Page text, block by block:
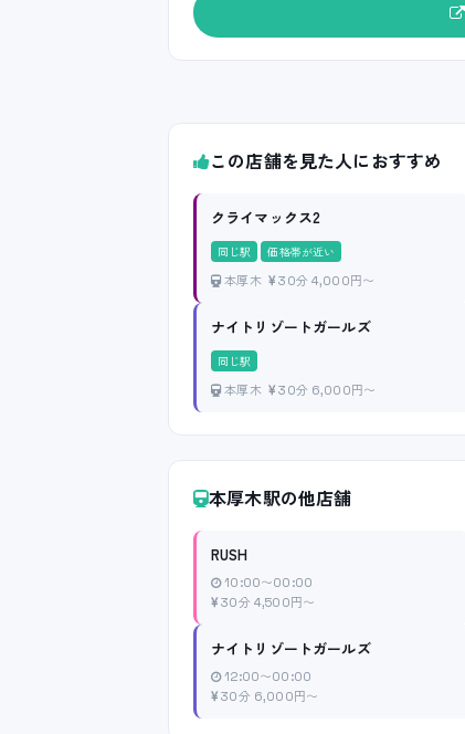
この店舗を見た人におすすめ
クライマックス2
同じ駅 価格帯が近い
本厚木 30分 4,000円〜
ナイトリゾートガールズ
同じ駅
本厚木 30分 6,000円〜
本厚木駅の他店舗
RUSH
10:00〜00:00
30分 4,500円〜
ナイトリゾートガールズ
12:00〜00:00
30分 6,000円〜